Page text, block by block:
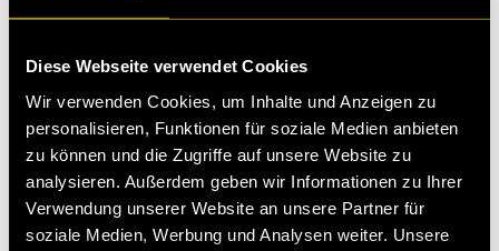
Diese Webseite verwendet Cookies
Wir verwenden Cookies, um Inhalte und Anzeigen zu
personalisieren, Funktionen für soziale Medien anbieten
zu können und die Zugriffe auf unsere Website zu
analysieren. Außerdem geben wir Informationen zu Ihrer
Verwendung unserer Website an unsere Partner für
soziale Medien, Werbung und Analysen weiter. Unsere
aber als gar nicht so einfach herausgestellt. Vor allem,
sie im Wasser getarnt werden.